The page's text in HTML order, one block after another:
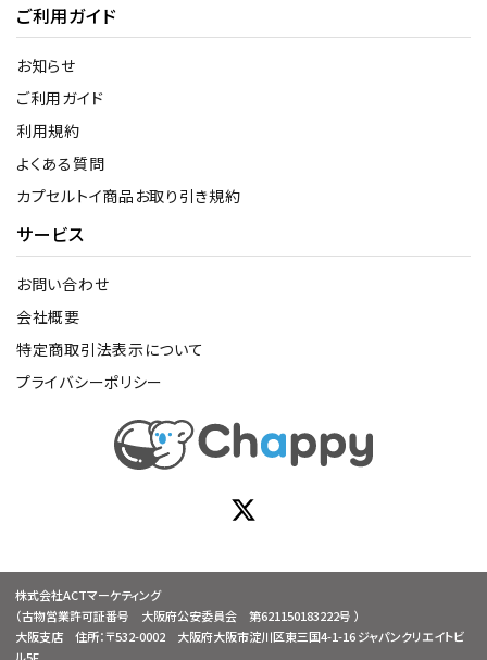
ご利用ガイド
お知らせ
ご利用ガイド
利用規約
よくある質問
カプセルトイ商品お取り引き規約
サービス
お問い合わせ
会社概要
特定商取引法表示について
プライバシーポリシー
株式会社ACTマーケティング
（古物営業許可証番号 大阪府公安委員会 第621150183222号 ）
大阪支店 住所：〒532-0002 大阪府大阪市淀川区東三国4-1-16 ジャパンクリエイトビ
ル5F